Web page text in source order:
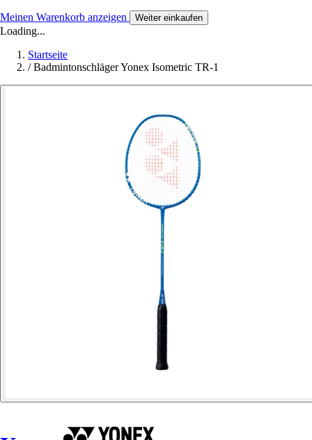
Meinen Warenkorb anzeigen Weiter einkaufen
Loading...
Startseite
/ Badmintonschläger Yonex Isometric TR-1